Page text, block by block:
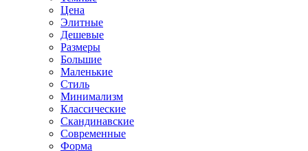
Цена
Элитные
Дешевые
Размеры
Большие
Маленькие
Стиль
Минимализм
Классические
Скандинавские
Современные
Форма